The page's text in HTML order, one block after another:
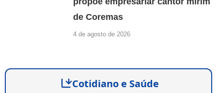
de Coremas
4 de agosto de 2026
Cotidiano e Saúde